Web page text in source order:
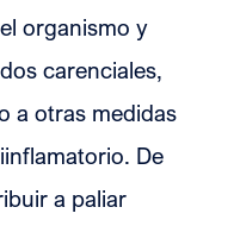
organismo y
carenciales,
a otras medidas
De
a paliar